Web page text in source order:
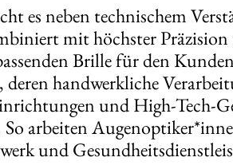
es neben technischem
mit höchster
Brille für den
deren handwerkliche
und High-Tech-
So arbeiten
und